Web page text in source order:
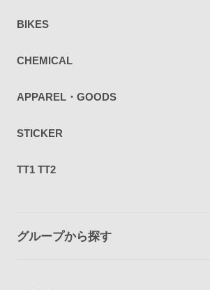
BIKES
CHEMICAL
APPAREL・GOODS
STICKER
TT1 TT2
グループから探す